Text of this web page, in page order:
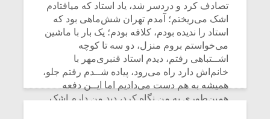
تصادف کرد و دردسر شد، یاد استاد که میافتادم
اشک می‌ریختم؛ آمدم تهران شش‌ماهی بود که
استاد را ندیده بودم، کلافه بودم؛ یک بار با ماشین
می‌خواستم بروم منزل، دو سه تا کوچه
اشــتباهی رفتم، دیدم استاد قنبری‌مهر با
خانم‌اش دارد راه می‌رود، پیاده شــدم رفتم جلو،
همیشه به هم دست می‌دادیم اما ایــن دفعه
همین‌طوری به من نگاه کرد، دید من دارم اشک
اگر نمی توانی
مشهورترین باشی،
بدنام ترین باش